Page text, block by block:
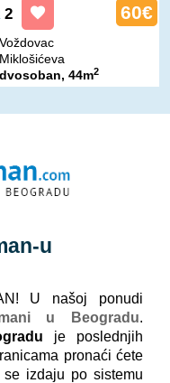
2 60€
Voždovac
Miklošićeva
dvosoban, 44m2
-u
U našoj ponudi
u Beogradu.
je poslednjih
pronaći ćete
se izdaju po sistemu